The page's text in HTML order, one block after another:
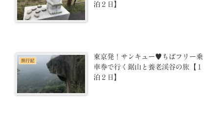
泊２日】
旅行記
東京発！サンキュー♥ちばフリー乗
車券で行く鋸山と養老渓谷の旅【１
泊２日】